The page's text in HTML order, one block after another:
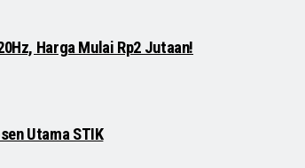
Harga Mulai Rp2 Jutaan!
Utama STIK